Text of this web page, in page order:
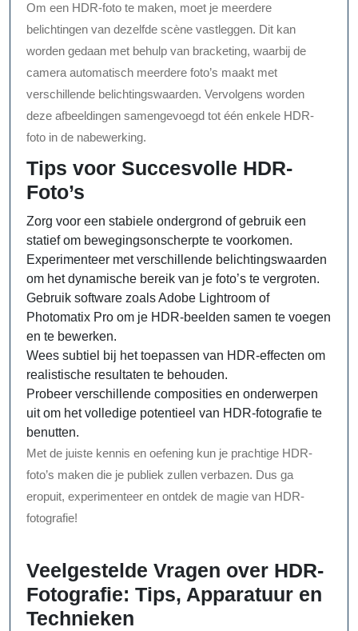
Om een HDR-foto te maken, moet je meerdere
belichtingen van dezelfde scène vastleggen. Dit kan
worden gedaan met behulp van bracketing, waarbij de
camera automatisch meerdere foto’s maakt met
verschillende belichtingswaarden. Vervolgens worden
deze afbeeldingen samengevoegd tot één enkele HDR-
foto in de nabewerking.
Tips voor Succesvolle HDR-
Foto’s
Zorg voor een stabiele ondergrond of gebruik een
statief om bewegingsonscherpte te voorkomen.
Experimenteer met verschillende belichtingswaarden
om het dynamische bereik van je foto’s te vergroten.
Gebruik software zoals Adobe Lightroom of
Photomatix Pro om je HDR-beelden samen te voegen
en te bewerken.
Wees subtiel bij het toepassen van HDR-effecten om
realistische resultaten te behouden.
Probeer verschillende composities en onderwerpen
uit om het volledige potentieel van HDR-fotografie te
benutten.
Met de juiste kennis en oefening kun je prachtige HDR-
foto’s maken die je publiek zullen verbazen. Dus ga
eropuit, experimenteer en ontdek de magie van HDR-
fotografie!
Veelgestelde Vragen over HDR-
Fotografie: Tips, Apparatuur en
Technieken